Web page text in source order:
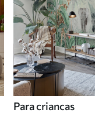
Para criancas